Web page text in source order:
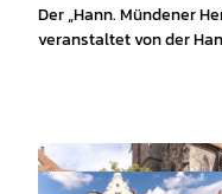
Der „Hann. Mündener
veranstaltet von der